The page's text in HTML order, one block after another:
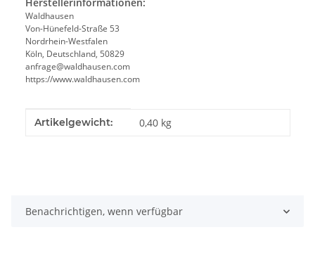
Waldhausen
Von-Hünefeld-Straße 53
Nordrhein-Westfalen
Köln, Deutschland, 50829
anfrage@waldhausen.com
https://www.waldhausen.com
Produkteigenschaft
Wert
Artikelgewicht: 0,40 kg
Benachrichtigen, wenn verfügbar